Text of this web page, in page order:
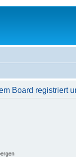
Board registriert